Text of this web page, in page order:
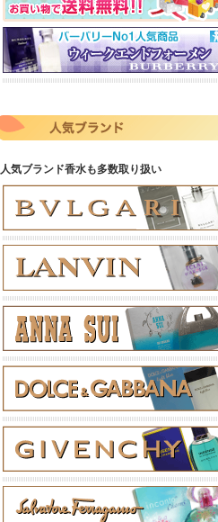
人気ブランド香水も多数取り扱い